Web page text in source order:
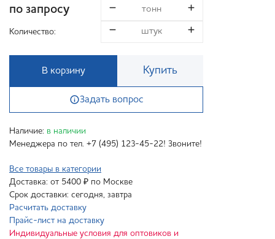
по запросу
Количество:
В корзину Купить
Задать вопрос
Наличие: в наличии
Менеджера по тел. +7 (495) 123-45-22! Звоните!
Все товары в категории
Доставка: от 5400 ₽ по Москве
Срок доставки: сегодня, завтра
Расчитать доставку
Прайс-лист на доставку
Индивидуальные условия для оптовиков и